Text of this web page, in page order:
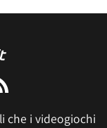
che i videogiochi